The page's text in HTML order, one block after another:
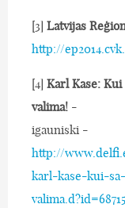
[3] Latvijas
http://
[4] Karl Kase:
valima! -
igauniski -
http://
karl-kase-kui-